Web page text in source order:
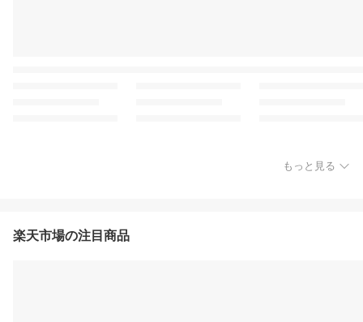
もっと見る
楽天市場の注目商品